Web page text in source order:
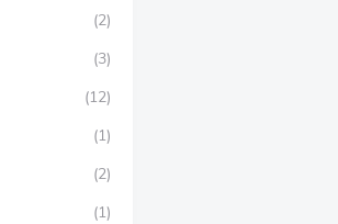
(2)
(3)
(12)
(1)
(2)
(1)